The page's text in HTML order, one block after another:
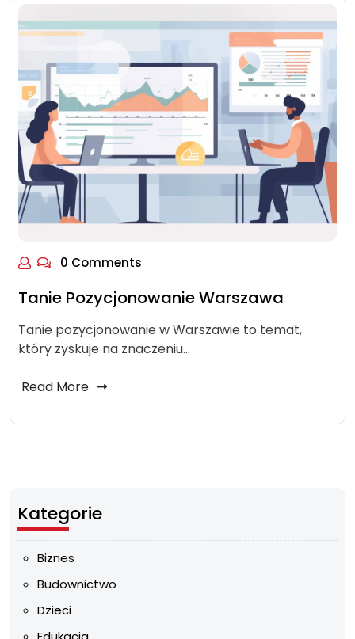
0 Comments
Tanie Pozycjonowanie Warszawa
Tanie pozycjonowanie w Warszawie to temat,
który zyskuje na znaczeniu…
Read More
Kategorie
Biznes
Budownictwo
Dzieci